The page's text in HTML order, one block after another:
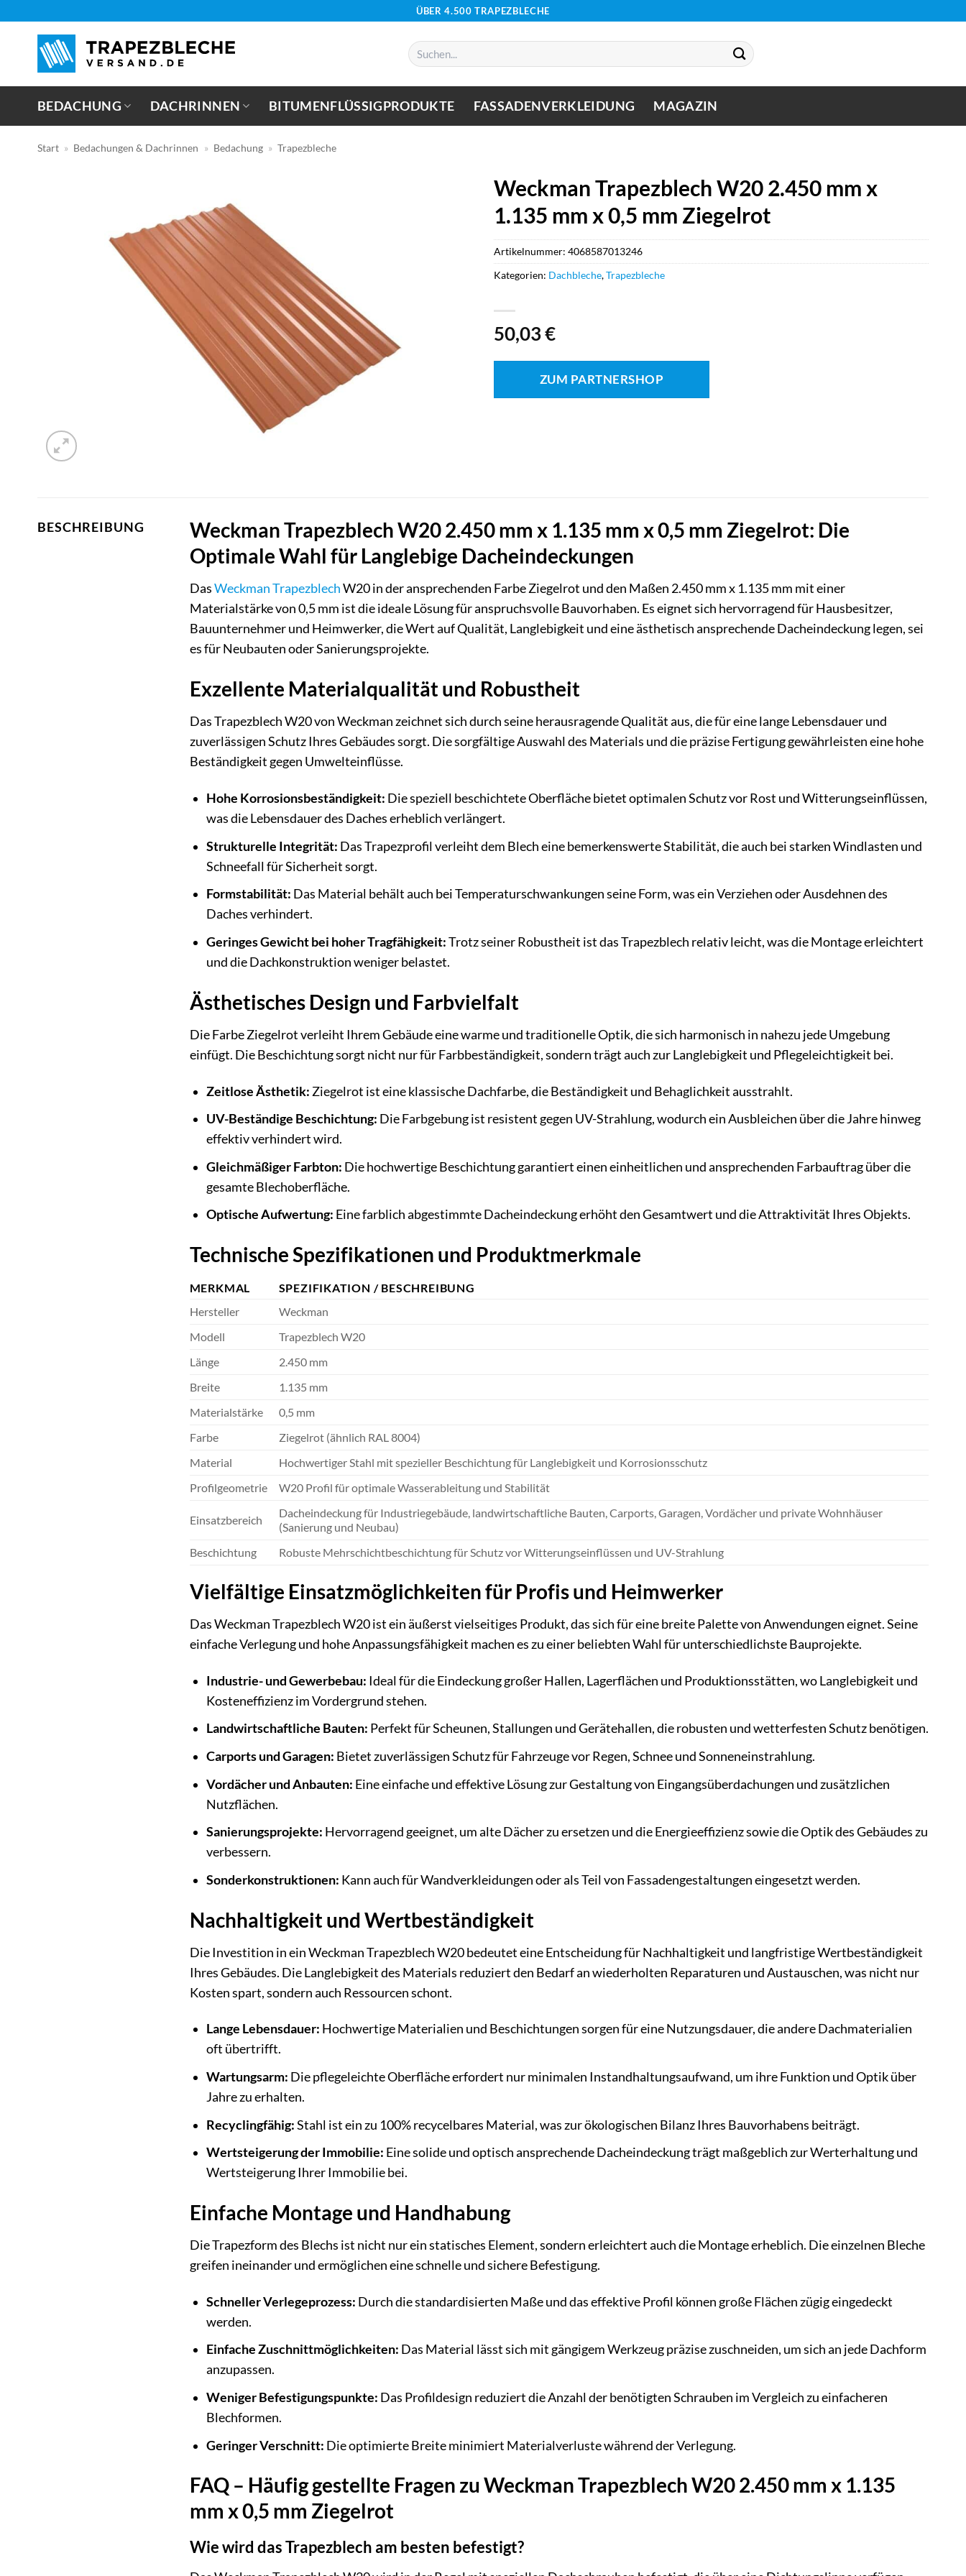
springen
ÜBER 4.500 TRAPEZBLECHE
Suchen
nach:
BEDACHUNG DACHRINNEN BITUMENFLÜSSIGPRODUKTE FASSADENVERKLEIDUNG MAGAZIN
Start » Bedachungen & Dachrinnen » Bedachung » Trapezbleche
Weckman Trapezblech W20 2.450 mm x
1.135 mm x 0,5 mm Ziegelrot
50,03€
ZUM PARTNERSHOP
Artikelnummer: 4068587013246
Kategorien: Dachbleche,Trapezbleche
BESCHREIBUNG
Weckman Trapezblech W20 2.450 mm x 1.135 mm x 0,5 mm Ziegelrot: Die
Optimale Wahl für Langlebige Dacheindeckungen
DasWeckmanTrapezblechW20 in der ansprechenden Farbe Ziegelrot und den Maßen 2.450 mm x 1.135 mm mit einer
Materialstärke von 0,5 mm ist die ideale Lösung für anspruchsvolle Bauvorhaben. Es eignet sich hervorragend für Hausbesitzer,
Bauunternehmer und Heimwerker, die Wert auf Qualität, Langlebigkeit und eine ästhetisch ansprechende Dacheindeckung legen, sei
es für Neubauten oder Sanierungsprojekte.
Exzellente Materialqualität und Robustheit
Das Trapezblech W20 von Weckman zeichnet sich durch seine herausragende Qualität aus, die für eine lange Lebensdauer und
zuverlässigen Schutz Ihres Gebäudes sorgt. Die sorgfältige Auswahl des Materials und die präzise Fertigung gewährleisten eine hohe
Beständigkeit gegen Umwelteinflüsse.
Hohe Korrosionsbeständigkeit: Die speziell beschichtete Oberfläche bietet optimalen Schutz vor Rost und Witterungseinflüssen,
was die Lebensdauer des Daches erheblich verlängert.
Strukturelle Integrität: Das Trapezprofil verleiht dem Blech eine bemerkenswerte Stabilität, die auch bei starken Windlasten und
Schneefall für Sicherheit sorgt.
Formstabilität: Das Material behält auch bei Temperaturschwankungen seine Form, was ein Verziehen oder Ausdehnen des
Daches verhindert.
Geringes Gewicht bei hoher Tragfähigkeit:Trotz seiner Robustheit ist das Trapezblech relativ leicht, was die Montage erleichtert
und die Dachkonstruktion weniger belastet.
Ästhetisches Design und Farbvielfalt
Die Farbe Ziegelrot verleiht Ihrem Gebäude eine warme und traditionelle Optik, die sich harmonisch in nahezu jede Umgebung
einfügt. Die Beschichtung sorgt nicht nur für Farbbeständigkeit, sondern trägt auch zur Langlebigkeit und Pflegeleichtigkeit bei.
Zeitlose Ästhetik: Ziegelrot ist eine klassische Dachfarbe, die Beständigkeit und Behaglichkeit ausstrahlt.
UV-Beständige Beschichtung: Die Farbgebung ist resistent gegen UV-Strahlung, wodurch ein Ausbleichen über die Jahre hinweg
effektiv verhindert wird.
Gleichmäßiger Farbton: Die hochwertige Beschichtung garantiert einen einheitlichen und ansprechenden Farbauftrag über die
gesamte Blechoberfläche.
Optische Aufwertung: Eine farblich abgestimmte Dacheindeckung erhöht den Gesamtwert und die Attraktivität Ihres Objekts.
Technische Spezifikationen und Produktmerkmale
MERKMAL
SPEZIFIKATION / BESCHREIBUNG
Hersteller
Weckman
Modell
Trapezblech W20
Länge
2.450 mm
Breite
1.135 mm
Materialstärke
0,5 mm
Farbe
Ziegelrot (ähnlich RAL 8004)
Material
Hochwertiger Stahl mit spezieller Beschichtung für Langlebigkeit und Korrosionsschutz
Profilgeometrie
W20 Profil für optimale Wasserableitung und Stabilität
Einsatzbereich
Dacheindeckung für Industriegebäude, landwirtschaftliche Bauten, Carports, Garagen, Vordächer und private Wohnhäuser
(Sanierung und Neubau)
Beschichtung
Robuste Mehrschichtbeschichtung für Schutz vor Witterungseinflüssen und UV-Strahlung
Vielfältige Einsatzmöglichkeiten für Profis und Heimwerker
Das Weckman Trapezblech W20 ist ein äußerst vielseitiges Produkt, das sich für eine breite Palette von Anwendungen eignet. Seine
einfache Verlegung und hohe Anpassungsfähigkeit machen es zu einer beliebten Wahl für unterschiedlichste Bauprojekte.
Industrie- und Gewerbebau: Ideal für die Eindeckung großer Hallen, Lagerflächen und Produktionsstätten, wo Langlebigkeit und
Kosteneffizienz im Vordergrund stehen.
Landwirtschaftliche Bauten: Perfekt für Scheunen, Stallungen und Gerätehallen, die robusten und wetterfesten Schutz benötigen.
Carports und Garagen: Bietet zuverlässigen Schutz für Fahrzeuge vor Regen, Schnee und Sonneneinstrahlung.
Vordächer und Anbauten: Eine einfache und effektive Lösung zur Gestaltung von Eingangsüberdachungen und zusätzlichen
Nutzflächen.
Sanierungsprojekte: Hervorragend geeignet, um alte Dächer zu ersetzen und die Energieeffizienz sowie die Optik des Gebäudes zu
verbessern.
Sonderkonstruktionen: Kann auch für Wandverkleidungen oder als Teil von Fassadengestaltungen eingesetzt werden.
Nachhaltigkeit und Wertbeständigkeit
Die Investition in ein Weckman Trapezblech W20 bedeutet eine Entscheidung für Nachhaltigkeit und langfristige Wertbeständigkeit
Ihres Gebäudes. Die Langlebigkeit des Materials reduziert den Bedarf an wiederholten Reparaturen und Austauschen, was nicht nur
Kosten spart, sondern auch Ressourcen schont.
Lange Lebensdauer: Hochwertige Materialien und Beschichtungen sorgen für eine Nutzungsdauer, die andere Dachmaterialien
oft übertrifft.
Wartungsarm: Die pflegeleichte Oberfläche erfordert nur minimalen Instandhaltungsaufwand, um ihre Funktion und Optik über
Jahre zu erhalten.
Recyclingfähig:Stahl ist ein zu 100% recycelbares Material, was zur ökologischen Bilanz Ihres Bauvorhabens beiträgt.
Wertsteigerung der Immobilie: Eine solide und optisch ansprechende Dacheindeckung trägt maßgeblich zur Werterhaltung und
Wertsteigerung Ihrer Immobilie bei.
Einfache Montage und Handhabung
Die Trapezform des Blechs ist nicht nur ein statisches Element, sondern erleichtert auch die Montage erheblich. Die einzelnen Bleche
greifen ineinander und ermöglichen eine schnelle und sichere Befestigung.
Schneller Verlegeprozess: Durch die standardisierten Maße und das effektive Profil können große Flächen zügig eingedeckt
werden.
Einfache Zuschnittmöglichkeiten: Das Material lässt sich mit gängigem Werkzeug präzise zuschneiden, um sich an jede Dachform
anzupassen.
Weniger Befestigungspunkte: Das Profildesign reduziert die Anzahl der benötigten Schrauben im Vergleich zu einfacheren
Blechformen.
Geringer Verschnitt: Die optimierte Breite minimiert Materialverluste während der Verlegung.
FAQ – Häufig gestellte Fragen zu Weckman Trapezblech W20 2.450 mm x 1.135
mm x 0,5 mm Ziegelrot
Wie wird das Trapezblech am besten befestigt?